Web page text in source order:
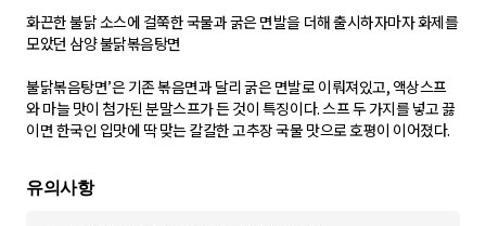
화끈한 불닭 소스에 걸쭉한 국물과 굵은 면발을 더해 출시하자마자 화제를
모았던 삼양 불닭볶음탕면
불닭볶음탕면’은 기존 볶음면과 달리 굵은 면발로 이뤄져있고, 액상스프
와 마늘 맛이 첨가된 분말스프가 든 것이 특징이다. 스프 두 가지를 넣고 끓
유의사항